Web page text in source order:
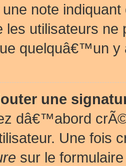
note
les utilisateurs
quelquâ€™un y
une
dâ€™abord
Une fois
sur le